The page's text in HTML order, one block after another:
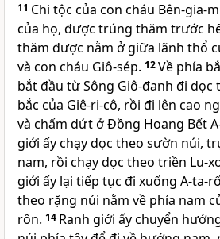
11 Chi tộc của con cháu Bên-gia-
của họ, được trúng thăm trước
thăm được nằm ở giữa lãnh thổ
và con cháu Giô-sép. 12Về phía
bắt đầu từ Sông Giô-đanh đi dọc
bắc của Giê-ri-cô, rồi đi lên cao
và chấm dứt ở Ðồng Hoang Bết
giới ấy chạy dọc theo sườn núi,
nam, rồi chạy dọc theo triền Lu-
giới ấy lại tiếp tục đi xuống A-ta-
theo rặng núi nằm về phía nam
rôn. 14 Ranh giới ấy chuyển